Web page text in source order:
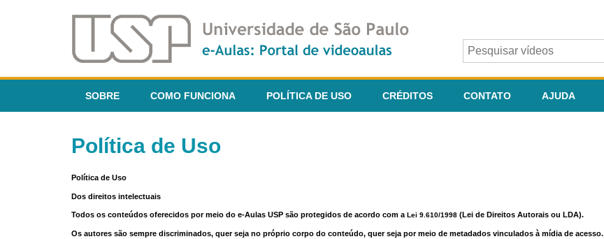
SOBRE COMO FUNCIONA POLÍTICA DE USO CRÉDITOS CONTATO AJUDA
Política de Uso
Política de Uso
Dos direitos intelectuais
Todos os conteúdos oferecidos por meio do e-Aulas USP são protegidos de acordo com a Lei 9.610/1998 (Lei de Direitos Autorais ou LDA).
Os autores são sempre discriminados, quer seja no próprio corpo do conteúdo, quer seja por meio de metadados vinculados à mídia de acesso.